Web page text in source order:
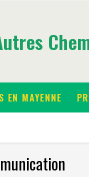
EN MAYENNE